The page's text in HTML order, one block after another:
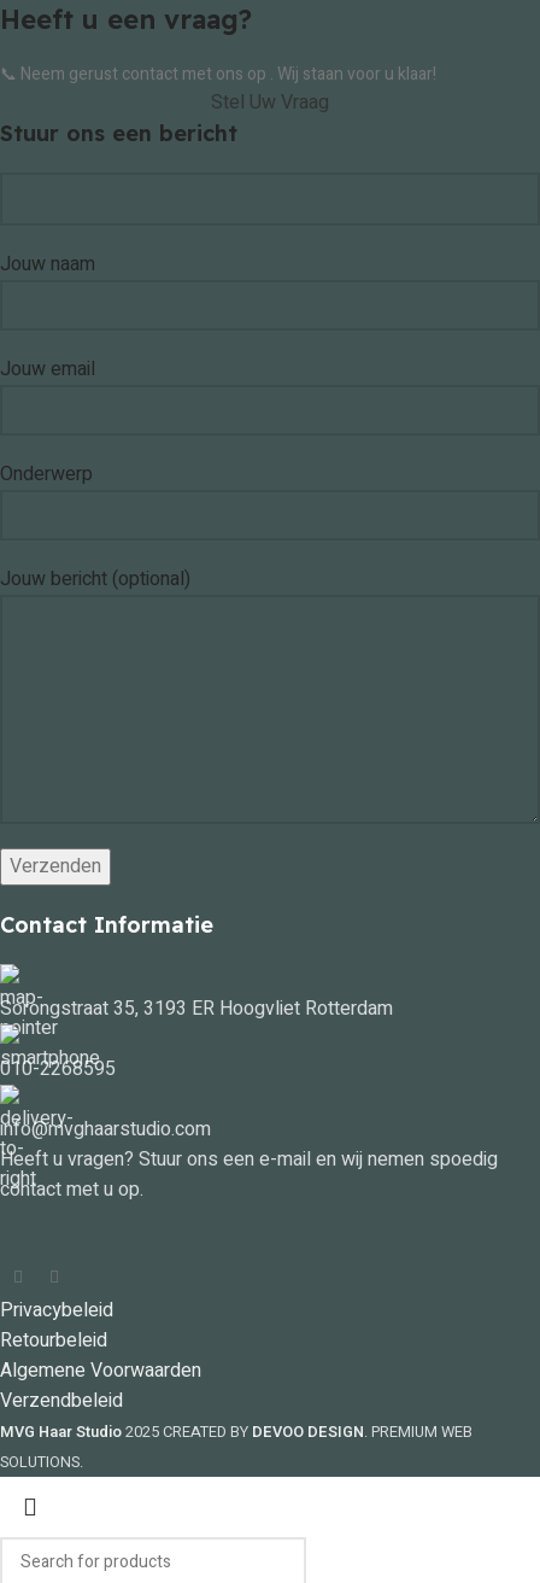
Heeft u een vraag?
📞 Neem gerust contact met ons op . Wij staan voor u klaar!
Stel Uw Vraag
Stuur ons een bericht
Jouw naam
Jouw email
Onderwerp
Jouw bericht (optional)
Contact Informatie
Sorongstraat 35, 3193 ER Hoogvliet Rotterdam
010-2268595
info@mvghaarstudio.com
Heeft u vragen? Stuur ons een e-mail en wij nemen spoedig
contact met u op.
Privacybeleid
Retourbeleid
Algemene Voorwaarden
Verzendbeleid
MVG Haar Studio2025 CREATED BY DEVOO DESIGN. PREMIUM WEB
SOLUTIONS.